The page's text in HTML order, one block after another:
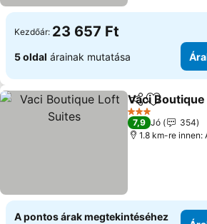
Kezdőár: 23 657 Ft
5 oldal árainak mutatása
Megosztás
Vaci
3 Kategória
7,9 Jó
354
1.8 km-re innen:
A pontos árak megtekintéséhez